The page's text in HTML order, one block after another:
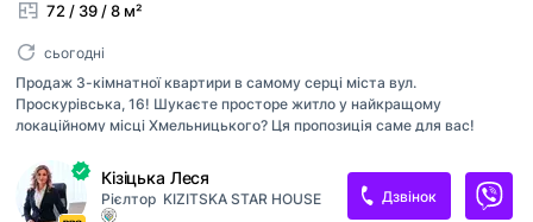
72 / 39 / 8 м²
сьогодні
Продаж 3-кімнатної квартири в самому серці міста вул.
Проскурівська, 16! Шукаєте просторе житло у найкращому
локаційному місці Хмельницького? Ця пропозиція саме для вас!
інфраструктура та гарний краєвид із вікон. Переваги квартири:
Топова локація: пішохідна зона Проскурівської. Нерухомість тут
завжди зберігає високу ліквідність та цінність. Цегляний будинок:
Кізіцька Леся
Рієлтор KIZITSKA STAR HOUSE Дзвінок